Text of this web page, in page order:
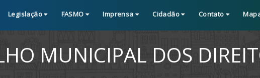
Legislação FASMO Imprensa Cidadão Contato
MUNICIPAL DOS